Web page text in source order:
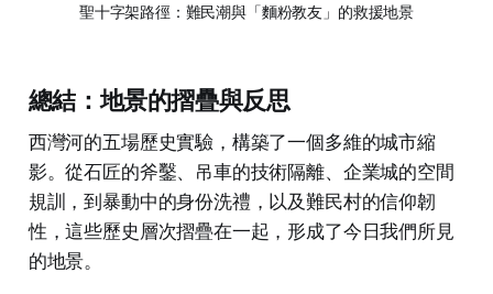
聖十字架路徑：難民潮與「麵粉教友」的救援地景
總結：地景的摺疊與反思
西灣河的五場歷史實驗，構築了一個多維的城市縮
影。從石匠的斧鑿、吊車的技術隔離、企業城的空間
規訓，到暴動中的身份洗禮，以及難民村的信仰韌
性，這些歷史層次摺疊在一起，形成了今日我們所見
的地景。